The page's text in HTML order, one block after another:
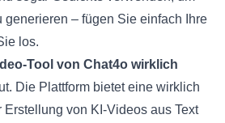
– fügen Sie einfach Ihre
los.
Tool von Chat4o wirklich
Die Plattform bietet eine wirklich
Erstellung von KI-Videos aus Text